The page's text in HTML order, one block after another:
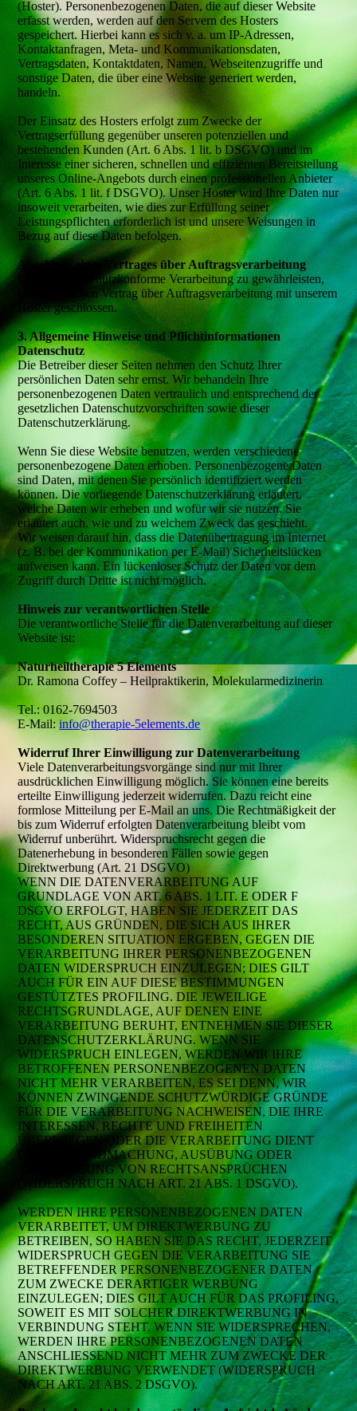
(Hoster). Personenbezogenen Daten, die auf dieser Website
erfasst werden, werden auf den Servern des Hosters
gespeichert. Hierbei kann es sich v. a. um IP-Adressen,
Kontaktanfragen, Meta- und Kommunikationsdaten,
Vertragsdaten, Kontaktdaten, Namen, Webseitenzugriffe und
sonstige Daten, die über eine Website generiert werden,
handeln.
Der Einsatz des Hosters erfolgt zum Zwecke der
Vertragserfüllung gegenüber unseren potenziellen und
bestehenden Kunden (Art. 6 Abs. 1 lit. b DSGVO) und im
Interesse einer sicheren, schnellen und effizienten Bereitstellung
unseres Online-Angebots durch einen professionellen Anbieter
(Art. 6 Abs. 1 lit. f DSGVO). Unser Hoster wird Ihre Daten nur
insoweit verarbeiten, wie dies zur Erfüllung seiner
Leistungspflichten erforderlich ist und unsere Weisungen in
Bezug auf diese Daten befolgen.
Abschluss eines Vertrages über Auftragsverarbeitung
Um die datenschutzkonforme Verarbeitung zu gewährleisten,
haben wir einen Vertrag über Auftragsverarbeitung mit unserem
Hoster geschlossen.
3. Allgemeine Hinweise und Pflichtinformationen
Datenschutz
Die Betreiber dieser Seiten nehmen den Schutz Ihrer
persönlichen Daten sehr ernst. Wir behandeln Ihre
personenbezogenen Daten vertraulich und entsprechend der
gesetzlichen Datenschutzvorschriften sowie dieser
Datenschutzerklärung.
Wenn Sie diese Website benutzen, werden verschiedene
personenbezogene Daten erhoben. Personenbezogene Daten
sind Daten, mit denen Sie persönlich identifiziert werden
können. Die vorliegende Datenschutzerklärung erläutert,
welche Daten wir erheben und wofür wir sie nutzen. Sie
erläutert auch, wie und zu welchem Zweck das geschieht.
Wir weisen darauf hin, dass die Datenübertragung im Internet
(z. B. bei der Kommunikation per E-Mail) Sicherheitslücken
aufweisen kann. Ein lückenloser Schutz der Daten vor dem
Zugriff durch Dritte ist nicht möglich.
Hinweis zur verantwortlichen Stelle
Die verantwortliche Stelle für die Datenverarbeitung auf dieser
Website ist:
Naturheiltherapie 5 Elements
Dr. Ramona Coffey – Heilpraktikerin, Molekularmedizinerin
Tel.: 0162-7694503
E-Mail:info@therapie-5elements.de
Widerruf Ihrer Einwilligung zur Datenverarbeitung
Viele Datenverarbeitungsvorgänge sind nur mit Ihrer
ausdrücklichen Einwilligung möglich. Sie können eine bereits
erteilte Einwilligung jederzeit widerrufen. Dazu reicht eine
formlose Mitteilung per E-Mail an uns. Die Rechtmäßigkeit der
bis zum Widerruf erfolgten Datenverarbeitung bleibt vom
Widerruf unberührt. Widerspruchsrecht gegen die
Datenerhebung in besonderen Fällen sowie gegen
Direktwerbung (Art. 21 DSGVO)
WENN DIE DATENVERARBEITUNG AUF
GRUNDLAGE VON ART. 6 ABS. 1 LIT. E ODER F
DSGVO ERFOLGT, HABEN SIE JEDERZEIT DAS
RECHT, AUS GRÜNDEN, DIE SICH AUS IHRER
BESONDEREN SITUATION ERGEBEN, GEGEN DIE
VERARBEITUNG IHRER PERSONENBEZOGENEN
DATEN WIDERSPRUCH EINZULEGEN; DIES GILT
AUCH FÜR EIN AUF DIESE BESTIMMUNGEN
GESTÜTZTES PROFILING. DIE JEWEILIGE
RECHTSGRUNDLAGE, AUF DENEN EINE
VERARBEITUNG BERUHT, ENTNEHMEN SIE DIESER
DATENSCHUTZERKLÄRUNG. WENN SIE
WIDERSPRUCH EINLEGEN, WERDEN WIR IHRE
BETROFFENEN PERSONENBEZOGENEN DATEN
NICHT MEHR VERARBEITEN, ES SEI DENN, WIR
KÖNNEN ZWINGENDE SCHUTZWÜRDIGE GRÜNDE
FÜR DIE VERARBEITUNG NACHWEISEN, DIE IHRE
INTERESSEN, RECHTE UND FREIHEITEN
ÜBERWIEGEN ODER DIE VERARBEITUNG DIENT
DER GELTENDMACHUNG, AUSÜBUNG ODER
VERTEIDIGUNG VON RECHTSANSPRÜCHEN
(WIDERSPRUCH NACH ART. 21 ABS. 1 DSGVO).
WERDEN IHRE PERSONENBEZOGENEN DATEN
VERARBEITET, UM DIREKTWERBUNG ZU
BETREIBEN, SO HABEN SIE DAS RECHT, JEDERZEIT
WIDERSPRUCH GEGEN DIE VERARBEITUNG SIE
BETREFFENDER PERSONENBEZOGENER DATEN
ZUM ZWECKE DERARTIGER WERBUNG
EINZULEGEN; DIES GILT AUCH FÜR DAS PROFILING,
SOWEIT ES MIT SOLCHER DIREKTWERBUNG IN
VERBINDUNG STEHT. WENN SIE WIDERSPRECHEN,
WERDEN IHRE PERSONENBEZOGENEN DATEN
ANSCHLIESSEND NICHT MEHR ZUM ZWECKE DER
DIREKTWERBUNG VERWENDET (WIDERSPRUCH
NACH ART. 21 ABS. 2 DSGVO).